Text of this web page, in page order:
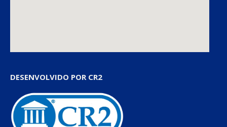
DESENVOLVIDO POR CR2